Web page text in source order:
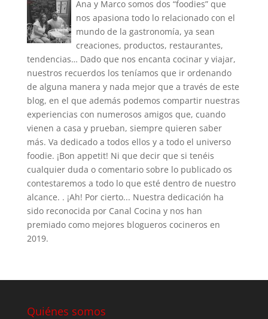
Ana y Marco somos dos “foodies” que
nos apasiona todo lo relacionado con el
mundo de la gastronomía, ya sean
creaciones, productos, restaurantes,
tendencias… Dado que nos encanta cocinar y viajar,
nuestros recuerdos los teníamos que ir ordenando
de alguna manera y nada mejor que a través de este
blog, en el que además podemos compartir nuestras
experiencias con numerosos amigos que, cuando
vienen a casa y prueban, siempre quieren saber
más. Va dedicado a todos ellos y a todo el universo
foodie. ¡Bon appetit! Ni que decir que si tenéis
cualquier duda o comentario sobre lo publicado os
contestaremos a todo lo que esté dentro de nuestro
alcance. . ¡Ah! Por cierto... Nuestra dedicación ha
sido reconocida por Canal Cocina y nos han
premiado como mejores blogueros cocineros en
2019.
Quiénes somos